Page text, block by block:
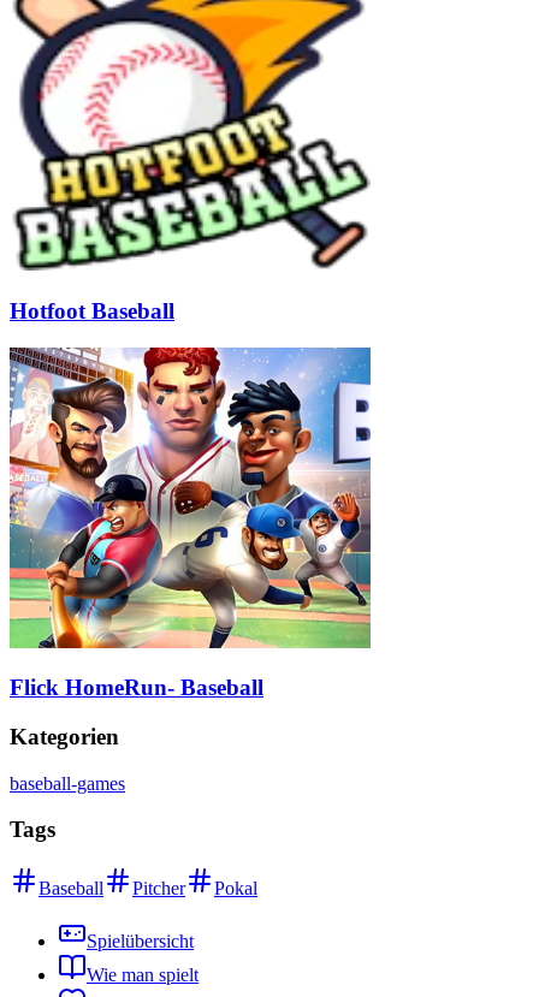
Hotfoot Baseball
Flick HomeRun- Baseball
Kategorien
baseball-games
Tags
Baseball Pitcher Pokal
Spielübersicht
Wie man spielt